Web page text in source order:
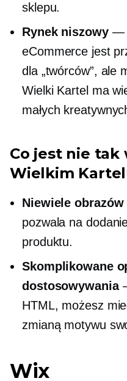
sklepu.
Rynek niszowy—
eCommerce jest
dla „twórców”, ale
Wielki Kartel ma
małych
Co jest nie tak
Wielkim
Niewiele obrazów
pozwala na
produktu.
Skomplikowane
dostosowywania
HTML, możesz
zmianą motywu
Wix